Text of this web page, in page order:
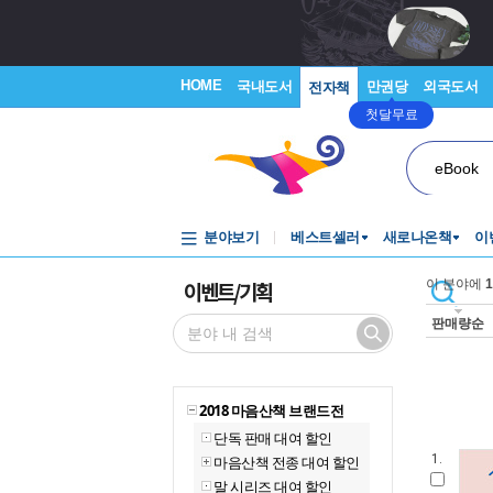
HOME 국내도서 전자책 만권당
첫달무료
외국도서
eBook
분야보기 베스트셀러 새로나온책 이
이벤트/기획
2018 마음산책 브랜드전
단독 판매 대여 할인
마음산책 전종 대여 할인
말 시리즈 대여 할인
이 분야에
판매량순
1.